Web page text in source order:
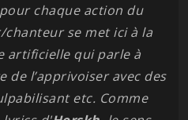
chaque action du
se met ici à la
artificielle qui parle à
de l’apprivoiser avec des
etc. Comme